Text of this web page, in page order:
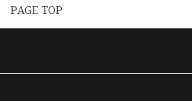
PAGE TOP